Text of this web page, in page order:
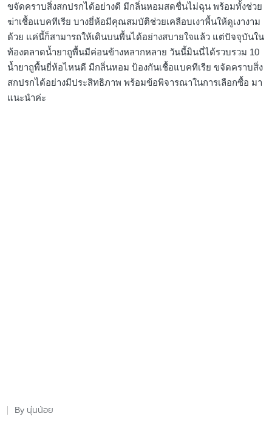
ขจัดคราบสิ่งสกปรกได้อย่างดี มีกลิ่นหอมสดชื่นไม่ฉุน พร้อมทั้งช่วย
ฆ่าเชื้อแบคทีเรีย บางยี่ห้อมีคุณสมบัติช่วยเคลือบเงาพื้นให้ดูเงางาม
ด้วย แค่นี้ก็สามารถให้เดินบนพื้นได้อย่างสบายใจแล้ว แต่ปัจจุบันใน
ท้องตลาดน้ำยาถูพื้นมีค่อนข้างหลากหลาย วันนี้มินนี่ได้รวบรวม 10
น้ำยาถูพื้นยี่ห้อไหนดี มีกลิ่นหอม ป้องกันเชื้อแบคทีเรีย ขจัดคราบสิ่ง
สกปรกได้อย่างมีประสิทธิภาพ พร้อมข้อพิจารณาในการเลือกซื้อ มา
แนะนำค่ะ
Posted
By นุ่นน้อย